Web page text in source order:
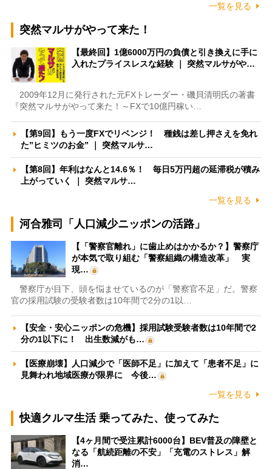
一覧を見る
突然マルサがやって来た！
【最終回】1億6000万円の負債と引き換えに手に
入れたプライスレスな経験 ｜ 突然マルサがや…
2009年12月に発行された元FXトレーダー・磯貝清明氏の著書
『突然マルサがやって来た！～FXで10億円稼い…
【第9回】もう一度FXでリベンジ！ 種銭は差し押さえを免れ
た”ヒミツのお金” ｜ 突然マルサ…
【第8回】年利はなんと14.6％！ 毎日5万円超の延滞税が積み
上がっていく ｜ 突然マルサ…
一覧を見る
河合雅司「人口減少ニッポンの活路」
【「警察官離れ」に歯止めはかかるか？】警察庁
が本気で取り組む「警察組織の構造改革」 実
現…
警察庁が目下、頭を悩ませているのが「警察官不足」だ。警察
官の採用試験の受験者数は10年間で2分の1以…
【安全・安心ニッポンの危機】採用試験受験者数は10年間で2
分の1以下に！ 出生数減がも…
【医療崩壊】人口減少で「医師不足」に加えて「患者不足」に
見舞われ地域医療が限界に 今後…
一覧を見る
快適クルマ生活 乗ってみた、使ってみた
【4ヶ月間で受注累計6000台】BEV普及の障壁と
なる「航続距離の不安」「充電のストレス」解
消…